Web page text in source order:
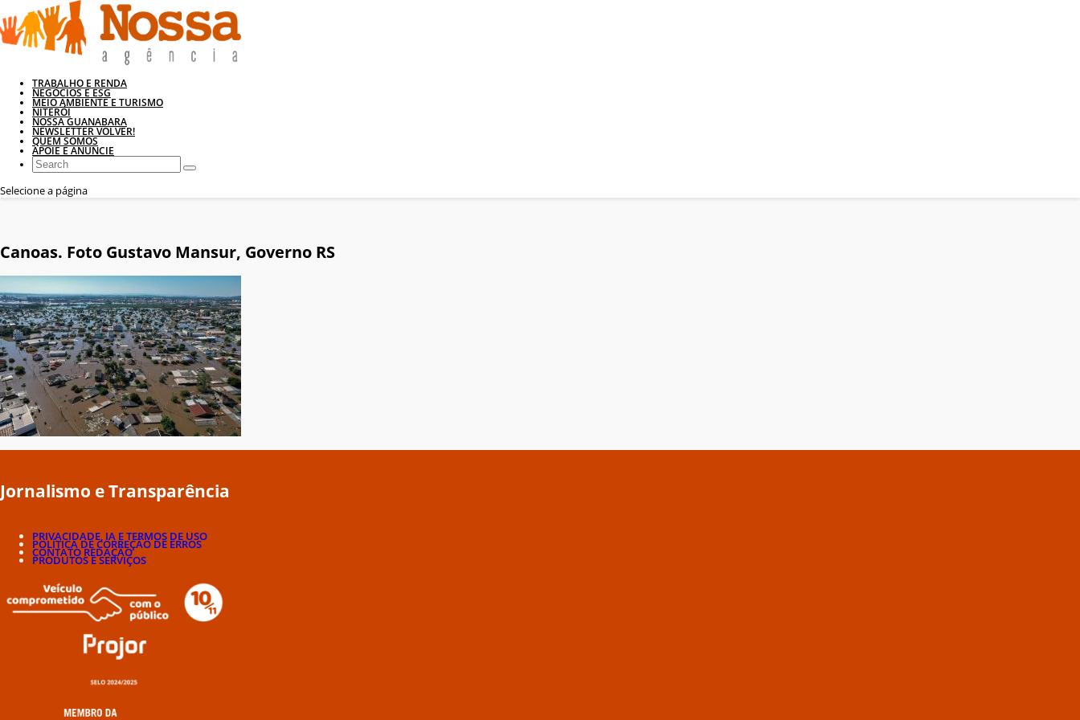
TRABALHO E RENDA
NEGÓCIOS E ESG
MEIO AMBIENTE E TURISMO
NITERÓI
NOSSA GUANABARA
NEWSLETTER VOLVER!
QUEM SOMOS
APOIE E ANUNCIE
Selecione a página
Canoas. Foto Gustavo Mansur, Governo RS
Jornalismo e Transparência
PRIVACIDADE, IA E TERMOS DE USO
POLÍTICA DE CORREÇÃO DE ERROS
CONTATO REDAÇÃO
PRODUTOS E SERVIÇOS